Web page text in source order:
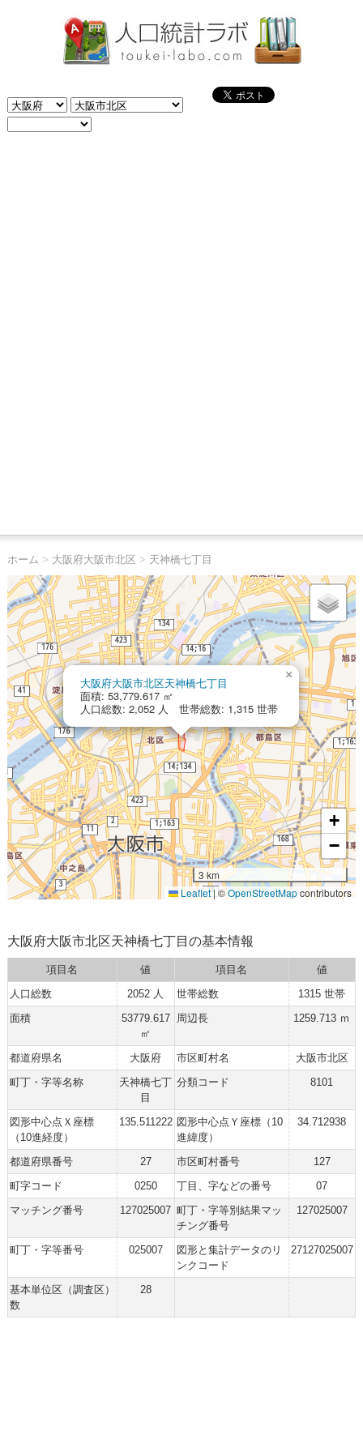
ホーム > 大阪府大阪市北区 > 天神橋七丁目
大阪府大阪市北区天神橋七丁目
面積: 53,779.617 ㎡
人口総数: 2,052 人 世帯総数: 1,315 世帯
×
+
−
3 km
Leaflet| ©OpenStreetMapcontributors
大阪府大阪市北区天神橋七丁目の基本情報
項目名 値 項目名
値
人口総数
2052 人 世帯総数
1315 世帯
面積
53779.617
㎡
周辺長 1259.713 ｍ
都道府県名 大阪府 市区町村名
大阪市北区
町丁・字等名称
天神橋七丁
目
分類コード 8101
図形中心点Ｘ座標
（10進経度）
135.511222 図形中心点Ｙ座標（10
進緯度）
34.712938
都道府県番号 27 市区町村番号
127
町字コード
0250 丁目、字などの番号
07
マッチング番号
127025007 町丁・字等別結果マッ
チング番号
127025007
町丁・字等番号 025007
図形と集計データのリ
ンクコード
27127025007
基本単位区（調査区）
数
28